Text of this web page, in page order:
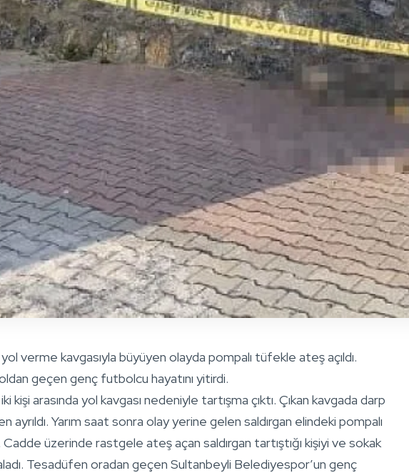
verme kavgasıyla büyüyen olayda pompalı tüfekle ateş açıldı.
geçen genç futbolcu hayatını yitirdi.
kişi arasında yol kavgası nedeniyle tartışma çıktı. Çıkan kavgada darp
ayrıldı. Yarım saat sonra olay yerine gelen saldırgan elindeki pompalı
üzerinde rastgele ateş açan saldırgan tartıştığı kişiyi ve sokak
Tesadüfen oradan geçen Sultanbeyli Belediyespor’un genç